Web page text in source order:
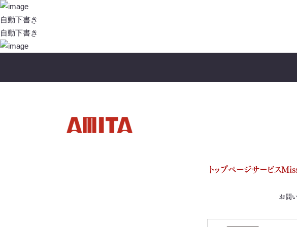
投
稿
ナ
ビ
シ
自動下書き
自動下書き
トップページサービス
お問